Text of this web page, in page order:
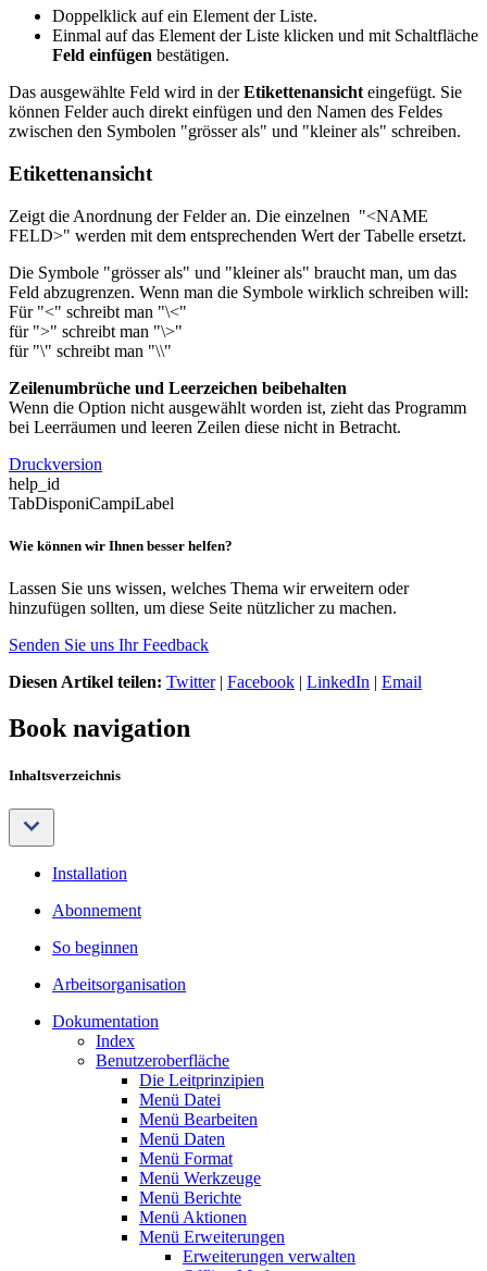
Doppelklick auf ein Element der Liste.
Einmal auf das Element der Liste klicken und mit Schaltfläche
Feld einfügen bestätigen.
Das ausgewählte Feld wird in derEtikettenansichteingefügt. Sie
können Felder auch direkt einfügen und den Namen des Feldes
zwischen den Symbolen "grösser als" und "kleiner als" schreiben.
Etikettenansicht
Zeigt die Anordnung der Felder an. Die einzelnen "<NAME
FELD>" werden mit dem entsprechenden Wert der Tabelle ersetzt.
Die Symbole "grösser als" und "kleiner als" braucht man, um das
Feld abzugrenzen. Wenn man die Symbole wirklich schreiben will:
Für "<" schreibt man "\<"
für ">" schreibt man "\>"
für "\" schreibt man "\\"
Zeilenumbrüche und Leerzeichen beibehalten
Wenn die Option nicht ausgewählt worden ist, zieht das Programm
bei Leerräumen und leeren Zeilen diese nicht in Betracht.
Druckversion
help_id
TabDisponiCampiLabel
Wie können wir Ihnen besser helfen?
Lassen Sie uns wissen, welches Thema wir erweitern oder
hinzufügen sollten, um diese Seite nützlicher zu machen.
Senden Sie uns Ihr Feedback
Diesen Artikel teilen: Twitter| Facebook | LinkedIn | Email
Book navigation
Inhaltsverzeichnis
Installation
Abonnement
So beginnen
Arbeitsorganisation
Dokumentation
Index
Benutzeroberfläche
Die Leitprinzipien
Menü Datei
Menü Bearbeiten
Menü Daten
Menü Format
Menü Werkzeuge
Menü Berichte
Menü Aktionen
Menü Erweiterungen
Erweiterungen verwalten